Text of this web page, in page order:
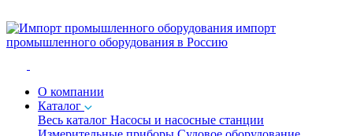
импорт
промышленного оборудования в Россию
O компании
Каталог
Весь каталог Насосы и насосные станции